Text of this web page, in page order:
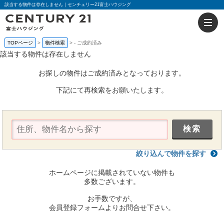
該当する物件は存在しません｜センチュリー21富士ハウジング
TOPページ 物件検索 - ご成約済み
該当する物件は存在しません
お探しの物件はご成約済みとなっております。
下記にて再検索をお願いたします。
絞り込んで物件を探す
ホームページに掲載されていない物件も
多数ございます。
お手数ですが、
会員登録フォームよりお問合せ下さい。